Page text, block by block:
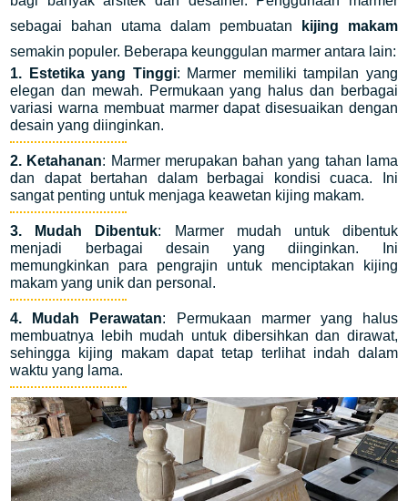
sebagai bahan utama dalam pembuatan
kijing makam
semakin populer. Beberapa keunggulan marmer antara lain:
1. Estetika yang Tinggi: Marmer memiliki tampilan yang
elegan dan mewah. Permukaan yang halus dan berbagai
variasi warna membuat marmer dapat disesuaikan dengan
desain yang diinginkan.
2. Ketahanan: Marmer merupakan bahan yang tahan lama
dan dapat bertahan dalam berbagai kondisi cuaca. Ini
sangat penting untuk menjaga keawetan kijing makam.
3. Mudah Dibentuk: Marmer mudah untuk dibentuk
menjadi berbagai desain yang diinginkan. Ini
memungkinkan para pengrajin untuk menciptakan kijing
makam yang unik dan personal.
4. Mudah Perawatan: Permukaan marmer yang halus
membuatnya lebih mudah untuk dibersihkan dan dirawat,
sehingga kijing makam dapat tetap terlihat indah dalam
waktu yang lama.